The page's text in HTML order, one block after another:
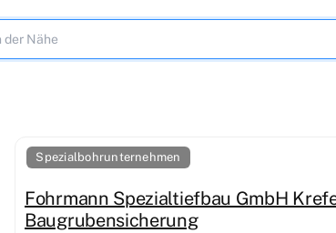
Spezialbohrunternehmen
Fohrmann Spezialtiefbau GmbH
Baugrubensicherung